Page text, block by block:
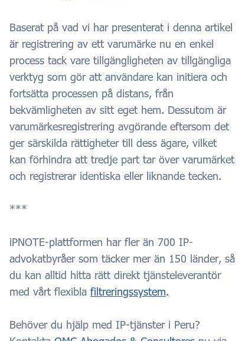
Baserat på vad vi har presenterat i denna artikel
är registrering av ett varumärke nu en enkel
process tack vare tillgängligheten av tillgängliga
verktyg som gör att användare kan initiera och
fortsätta processen på distans, från
bekvämligheten av sitt eget hem. Dessutom är
varumärkesregistrering avgörande eftersom det
ger särskilda rättigheter till dess ägare, vilket
kan förhindra att tredje part tar över varumärket
och registrerar identiska eller liknande tecken.
***
iPNOTE-plattformen har fler än 700 IP-
advokatbyråer som täcker mer än 150 länder, så
du kan alltid hitta rätt direkt tjänsteleverantör
med vårt flexibla filtreringssystem.
Behöver du hjälp med IP-tjänster i Peru?